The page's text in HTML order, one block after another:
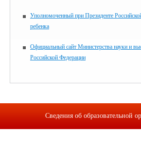
Уполномоченный при Президенте
ребенка
Официальный сайт Министерства науки и
Российской Федерации
Сведения об образовательной